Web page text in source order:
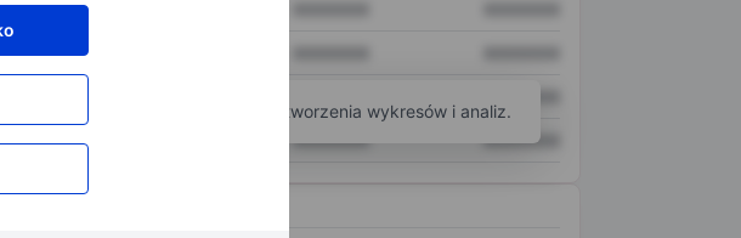
XXXXXXX XXXXXXX
do większej ilości narzędzi do tworzenia wykresów i analiz.